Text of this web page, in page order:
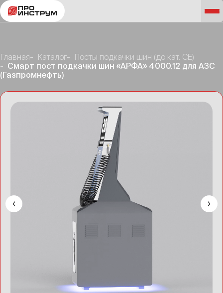
Главная Каталог
Посты подкачки шин (до кат. CE)
Смарт пост подкачки шин «АРФА» 4000.12 для АЗС
(Газпромнефть)